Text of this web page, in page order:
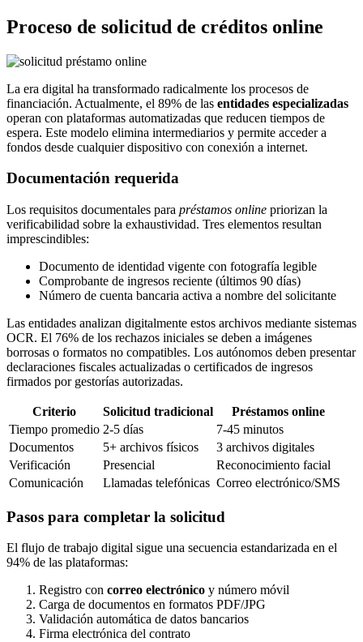
Proceso de solicitud de créditos online
La era digital ha transformado radicalmente los procesos de
financiación. Actualmente, el 89% de las entidades especializadas
operan con plataformas automatizadas que reducen tiempos de
espera. Este modelo elimina intermediarios y permite acceder a
fondos desde cualquier dispositivo con conexión a internet.
Documentación requerida
Los requisitos documentales para préstamos online priorizan la
verificabilidad sobre la exhaustividad. Tres elementos resultan
imprescindibles:
Documento de identidad vigente con fotografía legible
Comprobante de ingresos reciente (últimos 90 días)
Número de cuenta bancaria activa a nombre del solicitante
Las entidades analizan digitalmente estos archivos mediante sistemas
OCR. El 76% de los rechazos iniciales se deben a imágenes
borrosas o formatos no compatibles. Los autónomos deben presentar
declaraciones fiscales actualizadas o certificados de ingresos
firmados por gestorías autorizadas.
Criterio Solicitud tradicional
Préstamos online
Tiempo promedio 2-5 días
7-45 minutos
Documentos
5+ archivos físicos
3 archivos digitales
Verificación
Presencial
Reconocimiento facial
Comunicación
Llamadas telefónicas Correo electrónico/SMS
Pasos para completar la solicitud
El flujo de trabajo digital sigue una secuencia estandarizada en el
94% de las plataformas:
Registro con correo electrónico y número móvil
Carga de documentos en formatos PDF/JPG
Validación automática de datos bancarios
Firma electrónica del contrato